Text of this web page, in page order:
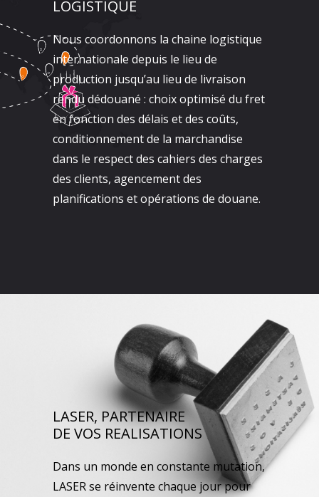
LOGISTIQUE
Nous coordonnons la chaine logistique
internationale depuis le lieu de
production jusqu’au lieu de livraison
rendu dédouané : choix optimisé du fret
en fonction des délais et des coûts,
conditionnement de la marchandise
dans le respect des cahiers des charges
des clients, agencement des
planifications et opérations de douane.
LASER, PARTENAIRE
DE VOS REALISATIONS
Dans un monde en constante mutation,
LASER se réinvente chaque jour pour